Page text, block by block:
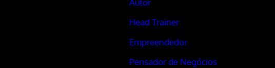
Autor
Head Trainer
Empreendedor
Pensador de Negócios